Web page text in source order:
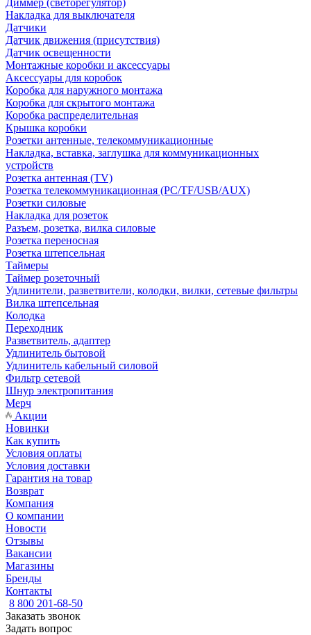
Диммер (светорегулятор)
Накладка для выключателя
Датчики
Датчик движения (присутствия)
Датчик освещенности
Монтажные коробки и аксессуары
Аксессуары для коробок
Коробка для наружного монтажа
Коробка для скрытого монтажа
Коробка распределительная
Крышка коробки
Розетки антенные, телекоммуникационные
Накладка, вставка, заглушка для коммуникационных
устройств
Розетка антенная (TV)
Розетка телекоммуникационная (PC/TF/USB/AUX)
Розетки силовые
Накладка для розеток
Разъем, розетка, вилка силовые
Розетка переносная
Розетка штепсельная
Таймеры
Таймер розеточный
Удлинители, разветвители, колодки, вилки, сетевые фильтры
Вилка штепсельная
Колодка
Переходник
Разветвитель, адаптер
Удлинитель бытовой
Удлинитель кабельный силовой
Фильтр сетевой
Шнур электропитания
Мерч
Акции
Новинки
Как купить
Условия оплаты
Условия доставки
Гарантия на товар
Возврат
Компания
О компании
Новости
Отзывы
Вакансии
Магазины
Бренды
Контакты
8 800 201-68-50
Заказать звонок
Задать вопрос